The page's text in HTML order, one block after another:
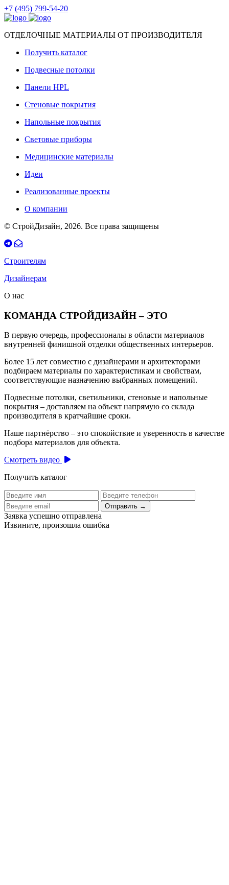
+7 (495) 799-54-20
ОТДЕЛОЧНЫЕ МАТЕРИАЛЫ ОТ ПРОИЗВОДИТЕЛЯ
Получить каталог
Подвесные потолки
Панели HPL
Стеновые покрытия
Напольные покрытия
Световые приборы
Медицинские материалы
Идеи
Реализованные проекты
О компании
© СтройДизайн, 2026. Все права защищены
Строителям
Дизайнерам
О нас
КОМАНДА СТРОЙДИЗАЙН – ЭТО
В первую очередь, профессионалы в области материалов
внутренней финишной отделки общественных интерьеров.
Более 15 лет совместно с дизайнерами и архитекторами
подбираем материалы по характеристикам и свойствам,
соответствующие назначению выбранных помещений.
Подвесные потолки, светильники, стеновые и напольные
покрытия – доставляем на объект напрямую со склада
производителя в кратчайшие сроки.
Наше партнёрство – это спокойствие и уверенность в качестве
подбора материалов для объекта.
Смотреть видео
Получить каталог
Отправить →
Заявка успешно отправлена
Извините, произошла ошибка